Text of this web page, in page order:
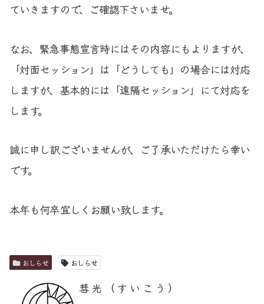
ていきますので、ご確認下さいませ。
なお、緊急事態宣言時にはその内容にもよりますが、
「対面セッション」は「どうしても」の場合には対応
しますが、基本的には「遠隔セッション」にて対応を
します。
誠に申し訳ございませんが、ご了承いただけたら幸い
です。
本年も何卒宜しくお願い致します。
おしらせ おしらせ
彗光（すいこう）